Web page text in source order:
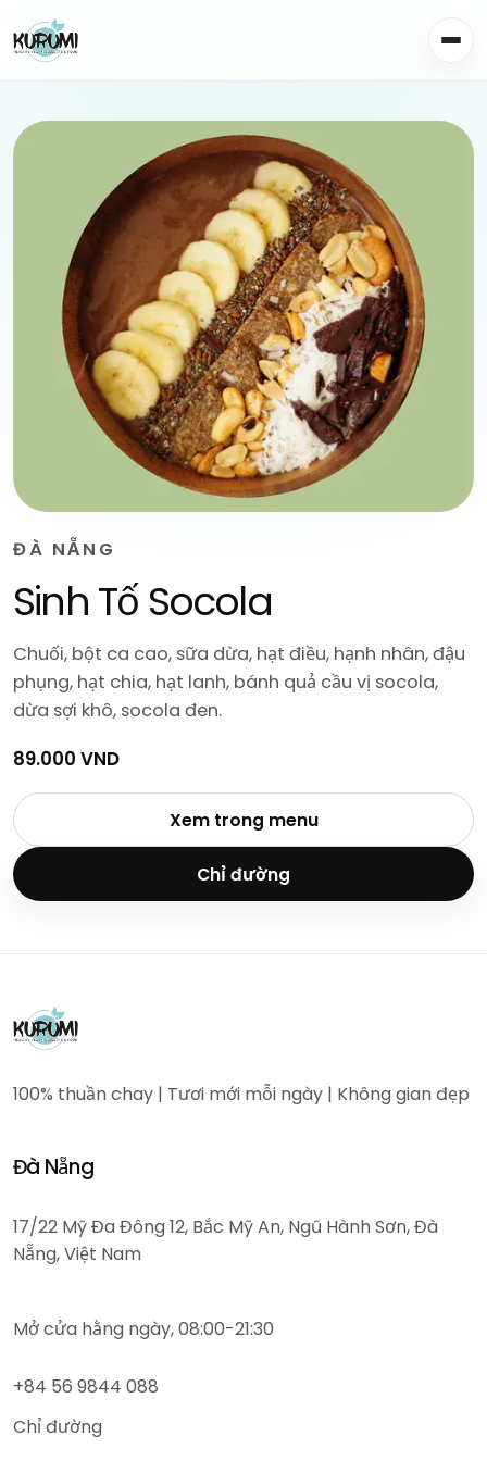
ĐÀ NẴNG
Sinh Tố Socola
Chuối, bột ca cao, sữa dừa, hạt điều, hạnh nhân, đậu
phụng, hạt chia, hạt lanh, bánh quả cầu vị socola,
dừa sợi khô, socola đen.
89.000 VND
Xem trong menu
Chỉ đường
100% thuần chay | Tươi mới mỗi ngày | Không gian đẹp
Đà Nẵng
17/22 Mỹ Đa Đông 12, Bắc Mỹ An, Ngũ Hành Sơn, Đà
Nẵng, Việt Nam
Mở cửa hằng ngày, 08:00-21:30
+84 56 9844 088
Chỉ đường